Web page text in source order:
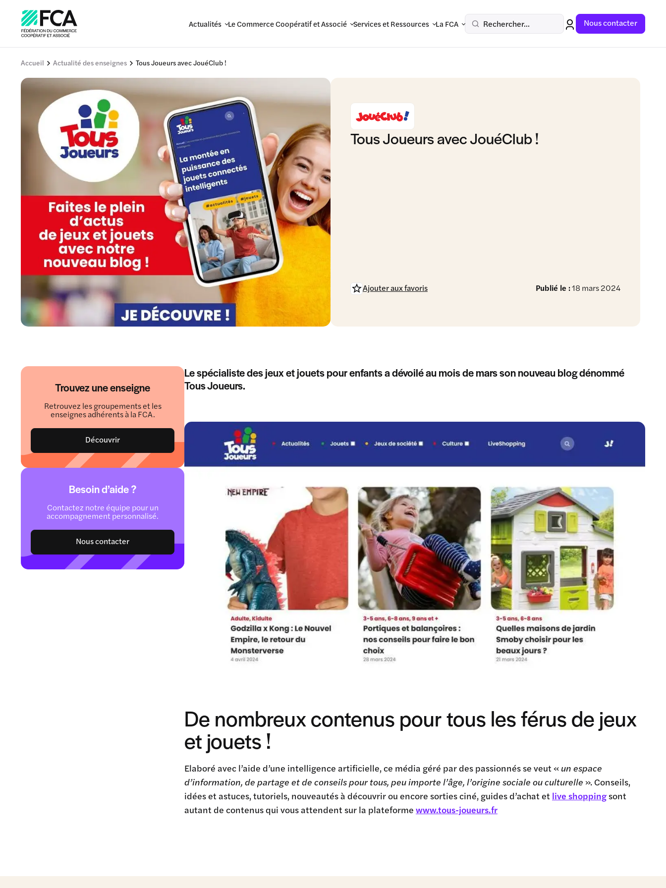
Actualités Le Commerce Coopératif et Associé Services et Ressources La FCA Rechercher... Nous contacter
Accueil Actualité des enseignes Tous Joueurs avec JouéClub !
Tous Joueurs avec JouéClub !
Publié le :18 mars 2024
Ajouter aux favoris
Trouvez une enseigne
Retrouvez les groupements et les
enseignes adhérents à la FCA.
Découvrir
Besoin d’aide ?
Contactez notre équipe pour un
accompagnement personnalisé.
Nous contacter
Le spécialiste des jeux et jouets pour enfants a dévoilé au mois de mars son nouveau blog dénommé
Tous Joueurs.
De nombreux contenus pour tous les férus de jeux
et jouets !
Elaboré avec l’aide d’une intelligence artificielle, ce média géré par des passionnés se veut « un espace
d’information, de partage et de conseils pour tous, peu importe l’âge, l’origine sociale ou culturelle ». Conseils,
idées et astuces, tutoriels, nouveautés à découvrir ou encore sorties ciné, guides d’achat et live shoppingsont
autant de contenus qui vous attendent sur la plateforme www.tous-joueurs.fr